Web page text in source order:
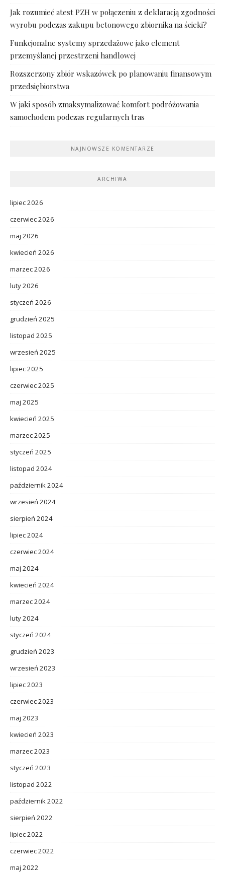
Jak rozumieć atest PZH w połączeniu z deklaracją zgodności
wyrobu podczas zakupu betonowego zbiornika na ścieki?
Funkcjonalne systemy sprzedażowe jako element
przemyślanej przestrzeni handlowej
Rozszerzony zbiór wskazówek po planowaniu finansowym
przedsiębiorstwa
W jaki sposób zmaksymalizować komfort podróżowania
samochodem podczas regularnych tras
NAJNOWSZE KOMENTARZE
ARCHIWA
lipiec 2026
czerwiec 2026
maj 2026
kwiecień 2026
marzec 2026
luty 2026
styczeń 2026
grudzień 2025
listopad 2025
wrzesień 2025
lipiec 2025
czerwiec 2025
maj 2025
kwiecień 2025
marzec 2025
styczeń 2025
listopad 2024
październik 2024
wrzesień 2024
sierpień 2024
lipiec 2024
czerwiec 2024
maj 2024
kwiecień 2024
marzec 2024
luty 2024
styczeń 2024
grudzień 2023
wrzesień 2023
lipiec 2023
czerwiec 2023
maj 2023
kwiecień 2023
marzec 2023
styczeń 2023
listopad 2022
październik 2022
sierpień 2022
lipiec 2022
czerwiec 2022
maj 2022